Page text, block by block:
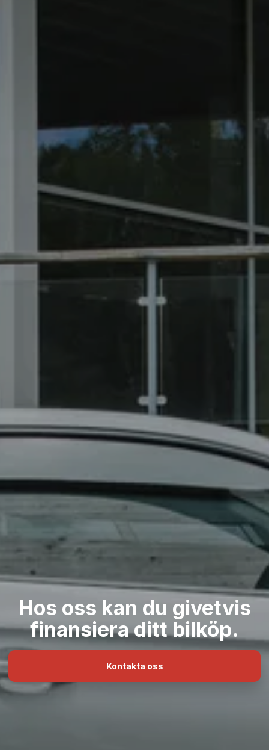
Hos oss kan du givetvis
finansiera ditt bilköp.
Kontakta oss